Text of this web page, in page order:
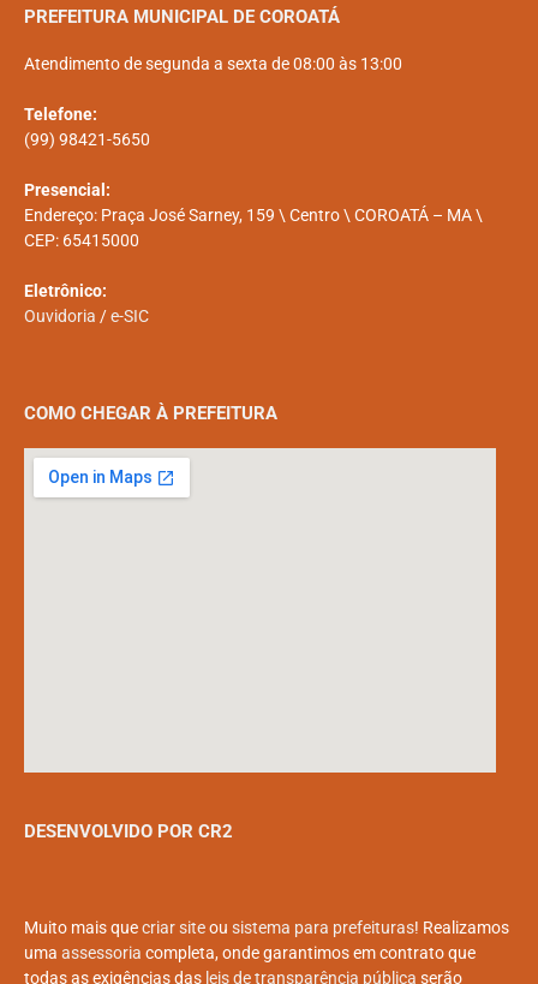
PREFEITURA MUNICIPAL DE COROATÁ
Atendimento de segunda a sexta de 08:00 às 13:00
Telefone:
(99) 98421-5650
Presencial:
Endereço: Praça José Sarney, 159 \ Centro \ COROATÁ – MA \
CEP: 65415000
Eletrônico:
Ouvidoria /e-SIC
COMO CHEGAR À PREFEITURA
DESENVOLVIDO POR CR2
Muito mais quecriar siteou sistema para prefeituras! Realizamos
uma assessoria completa, onde garantimos em contrato que
todas as exigências das leis de transparência pública serão